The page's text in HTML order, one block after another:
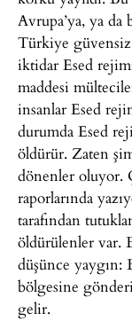
Avrupa’ya, ya da
Türkiye
iktidar Esed
maddesi
insanlar Esed
durumda Esed
öldürür. Zaten
dönenler oluyor.
raporlarında
tarafından
öldürülenler var.
düşünce yaygın:
bölgesine
gelir.